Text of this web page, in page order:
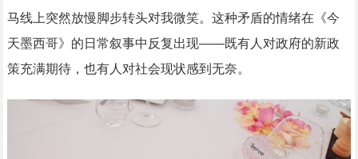
马线上突然放慢脚步转头对我微笑。这种矛盾的情绪在《今
天墨西哥》的日常叙事中反复出现——既有人对政府的新政
策充满期待，也有人对社会现状感到无奈。